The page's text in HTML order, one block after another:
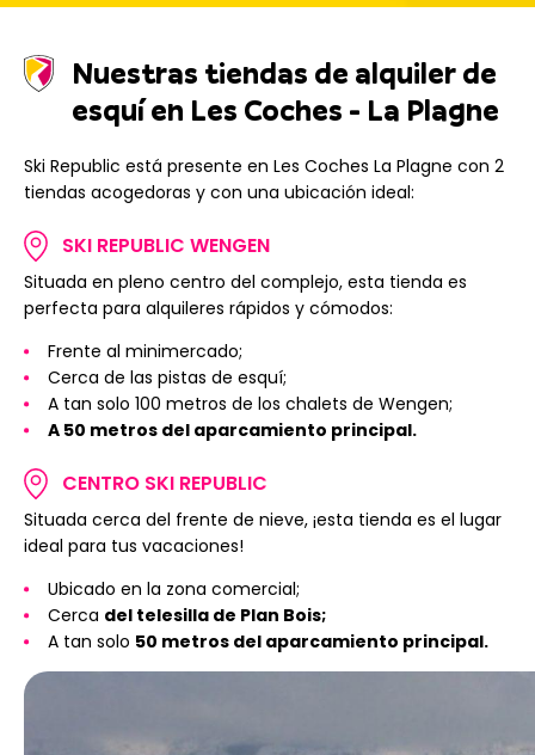
Nuestras tiendas de alquiler de
esquí en Les Coches - La Plagne
Ski Republic está presente en Les Coches La Plagne con 2
tiendas acogedoras y con una ubicación ideal:
SKI REPUBLIC WENGEN
Situada en pleno centro del complejo, esta tienda es
perfecta para alquileres rápidos y cómodos:
Frente al minimercado;
Cerca de las pistas de esquí;
A tan solo 100 metros de los chalets de Wengen;
A 50 metros del aparcamiento principal.
CENTRO SKI REPUBLIC
Situada cerca del frente de nieve, ¡esta tienda es el lugar
ideal para tus vacaciones!
Ubicado en la zona comercial;
Cerca del telesilla de Plan Bois;
A tan solo 50 metros del aparcamiento principal.